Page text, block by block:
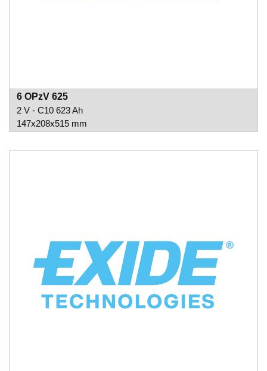
6 OPzV 625
2 V - C10 623 Ah
147x208x515 mm